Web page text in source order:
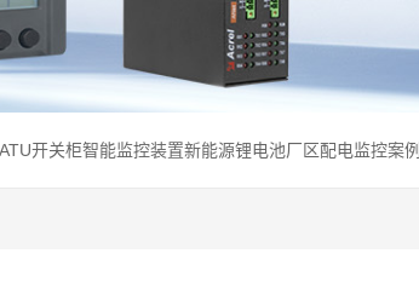
开关柜智能监控装置新能源锂电池厂区配电监控案例